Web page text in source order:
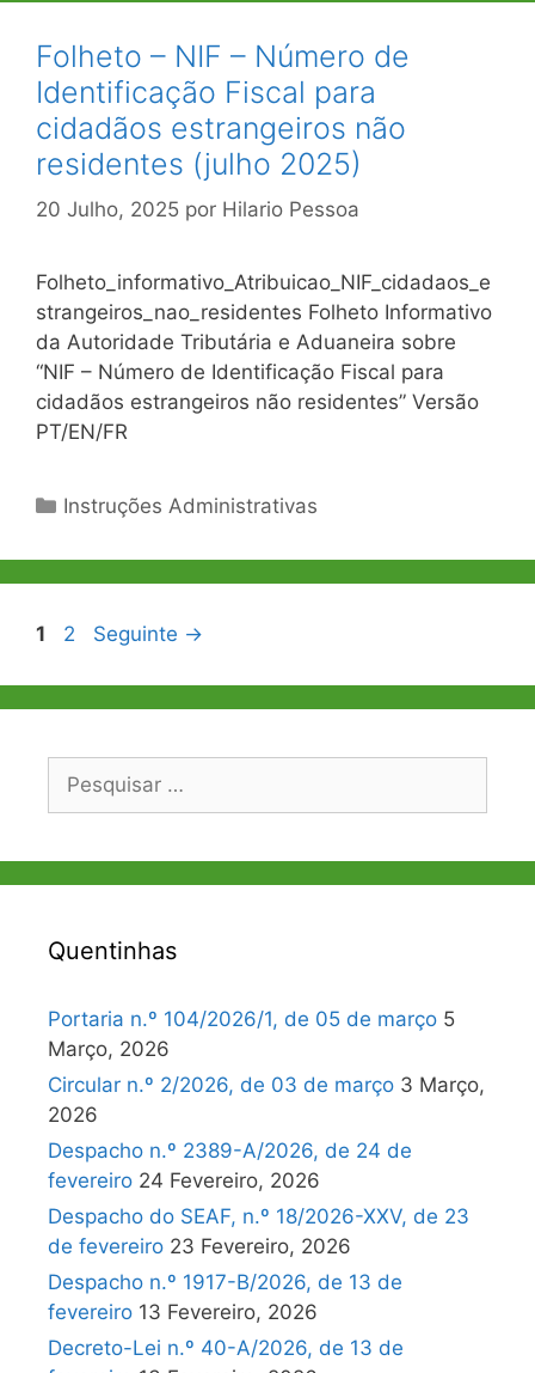
Folheto – NIF – Número de
Identificação Fiscal para
cidadãos estrangeiros não
residentes (julho 2025)
20 Julho, 2025 por Hilario Pessoa
Folheto_informativo_Atribuicao_NIF_cidadaos_e
strangeiros_nao_residentes Folheto Informativo
da Autoridade Tributária e Aduaneira sobre
“NIF – Número de Identificação Fiscal para
cidadãos estrangeiros não residentes” Versão
PT/EN/FR
Categorias
Instruções Administrativas
Navegação
artigos
Página
1 Página
2 Seguinte →
Pesquisar
Quentinhas
Portaria n.º 104/2026/1, de 05 de março 5
Março, 2026
Circular n.º 2/2026, de 03 de março 3 Março,
2026
Despacho n.º 2389-A/2026, de 24 de
fevereiro 24 Fevereiro, 2026
Despacho do SEAF, n.º 18/2026-XXV, de 23
de fevereiro 23 Fevereiro, 2026
Despacho n.º 1917-B/2026, de 13 de
fevereiro 13 Fevereiro, 2026
Decreto-Lei n.º 40-A/2026, de 13 de